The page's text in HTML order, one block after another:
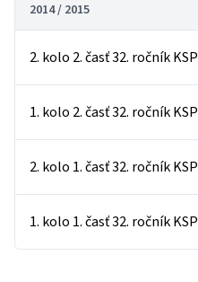
2014 / 2015
2. kolo 2. časť 32. ročník KSP
1. kolo 2. časť 32. ročník KSP
2. kolo 1. časť 32. ročník KSP
1. kolo 1. časť 32. ročník KSP